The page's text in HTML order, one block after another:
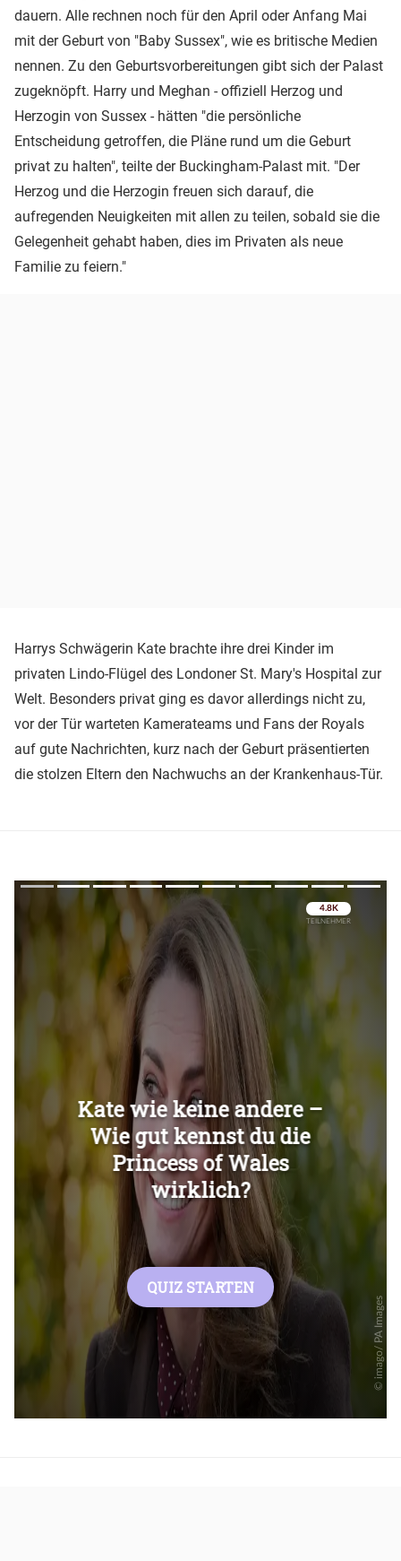
dauern. Alle rechnen noch für den April oder Anfang Mai
mit der Geburt von "Baby Sussex", wie es britische Medien
nennen. Zu den Geburtsvorbereitungen gibt sich der Palast
zugeknöpft. Harry und Meghan - offiziell Herzog und
Herzogin von Sussex - hätten "die persönliche
Entscheidung getroffen, die Pläne rund um die Geburt
privat zu halten", teilte der Buckingham-Palast mit. "Der
Herzog und die Herzogin freuen sich darauf, die
aufregenden Neuigkeiten mit allen zu teilen, sobald sie die
Gelegenheit gehabt haben, dies im Privaten als neue
Familie zu feiern."
Harrys Schwägerin Kate brachte ihre drei Kinder im
privaten Lindo-Flügel des Londoner St. Mary's Hospital zur
Welt. Besonders privat ging es davor allerdings nicht zu,
vor der Tür warteten Kamerateams und Fans der Royals
auf gute Nachrichten, kurz nach der Geburt präsentierten
die stolzen Eltern den Nachwuchs an der Krankenhaus-Tür.
Überspringen